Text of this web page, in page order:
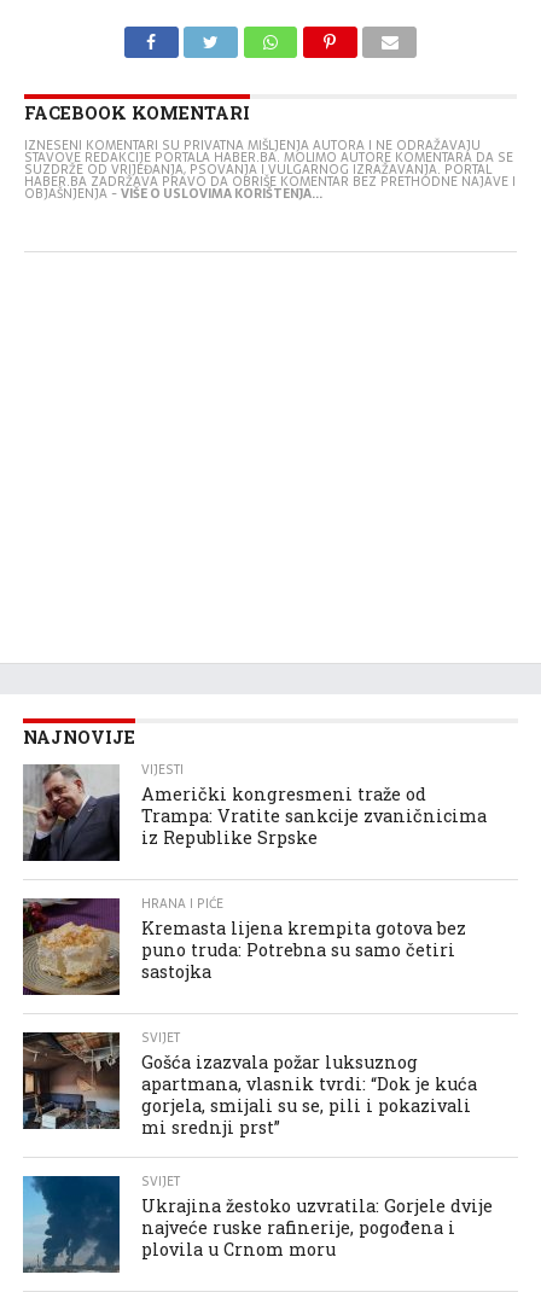
FACEBOOK KOMENTARI
IZNESENI KOMENTARI SU PRIVATNA MIŠLJENJA AUTORA I NE ODRAŽAVAJU
STAVOVE REDAKCIJE PORTALA HABER.BA. MOLIMO AUTORE KOMENTARA DA SE
SUZDRŽE OD VRIJEĐANJA, PSOVANJA I VULGARNOG IZRAŽAVANJA. PORTAL
HABER.BA ZADRŽAVA PRAVO DA OBRIŠE KOMENTAR BEZ PRETHODNE NAJAVE I
OBJAŠNJENJA -VIŠE O USLOVIMA KORIŠTENJA...
NAJNOVIJE
VIJESTI
Američki kongresmeni traže od
Trampa: Vratite sankcije zvaničnicima
iz Republike Srpske
HRANA I PIĆE
Kremasta lijena krempita gotova bez
puno truda: Potrebna su samo četiri
sastojka
SVIJET
Gošća izazvala požar luksuznog
apartmana, vlasnik tvrdi: “Dok je kuća
gorjela, smijali su se, pili i pokazivali
mi srednji prst”
SVIJET
Ukrajina žestoko uzvratila: Gorjele dvije
najveće ruske rafinerije, pogođena i
plovila u Crnom moru